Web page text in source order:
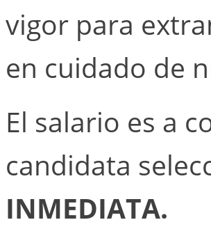
vigor para
en cuidado de
El salario es a
candidata
INMEDIATA.